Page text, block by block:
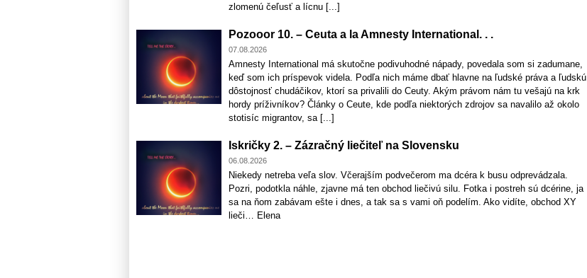
zlomenú čeľusť a lícnu [...]
Pozooor 10. – Ceuta a la Amnesty International. . .
07.08.2026
Amnesty International má skutočne podivuhodné nápady, povedala som si zadumane,
keď som ich príspevok videla. Podľa nich máme dbať hlavne na ľudské práva a ľudskú
dôstojnosť chudáčikov, ktorí sa privalili do Ceuty. Akým právom nám tu vešajú na krk
hordy príživníkov? Články o Ceute, kde podľa niektorých zdrojov sa navalilo až okolo
stotisíc migrantov, sa [...]
Iskričky 2. – Zázračný liečiteľ na Slovensku
06.08.2026
Niekedy netreba veľa slov. Včerajším podvečerom ma dcéra k busu odprevádzala.
Pozri, podotkla náhle, zjavne má ten obchod liečivú silu. Fotka i postreh sú dcérine, ja
sa na ňom zabávam ešte i dnes, a tak sa s vami oň podelím. Ako vidíte, obchod XY
lieči… Elena